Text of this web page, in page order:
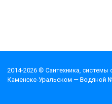
2014-2026 © Cантехника,
Каменске-Уральском — Водяной